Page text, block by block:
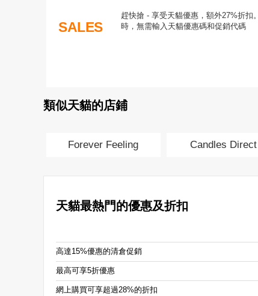
SALES
趕快搶 - 享受天貓優惠，額外27%折扣
時，無需輸入天貓優惠碼和促銷代碼
類似天貓的店鋪
Forever Feeling Candles Direct
天貓最熱門的優惠及折扣
高達15%優惠的清倉促銷
最高可享5折優惠
網上購買可享超過28%的折扣